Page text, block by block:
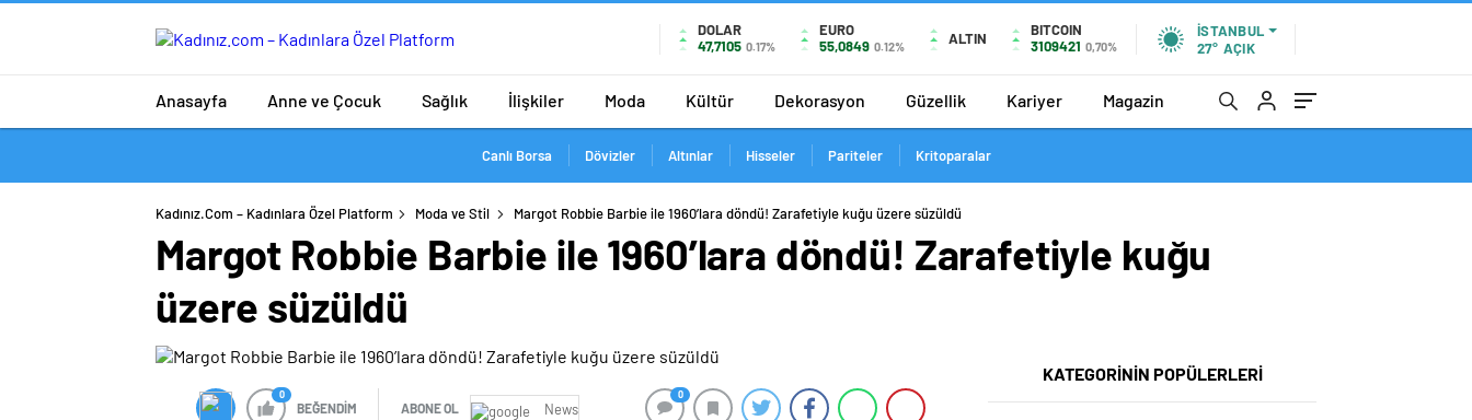
DOLAR
47,7105 0.17%
EURO
55,0849 0.12% ALTIN
BITCOIN
3109421 0,70%
İSTANBUL
27° AÇIK
Anasayfa Anne ve Çocuk Sağlık İlişkiler Moda Kültür Dekorasyon Güzellik Kariyer Magazin
Canlı Borsa Dövizler Altınlar Hisseler Pariteler Kritoparalar
Kadınız.com – Kadınlara Özel Platform Moda ve Stil Margot Robbie Barbie ile 1960’lara döndü! Zarafetiyle kuğu üzere süzüldü
Margot Robbie Barbie ile 1960’lara döndü! Zarafetiyle kuğu
üzere süzüldü
0
BEĞENDİM ABONE OL News
0
KATEGORİNİN POPÜLERLERİ